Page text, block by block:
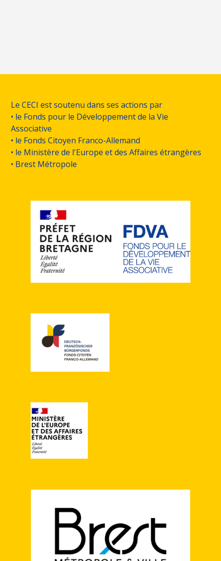
Le CECI est soutenu dans ses actions par
• le Fonds pour le Développement de la Vie
Associative
• le Fonds Citoyen Franco-Allemand
• le Ministère de l'Europe et des Affaires étrangères
• Brest Métropole